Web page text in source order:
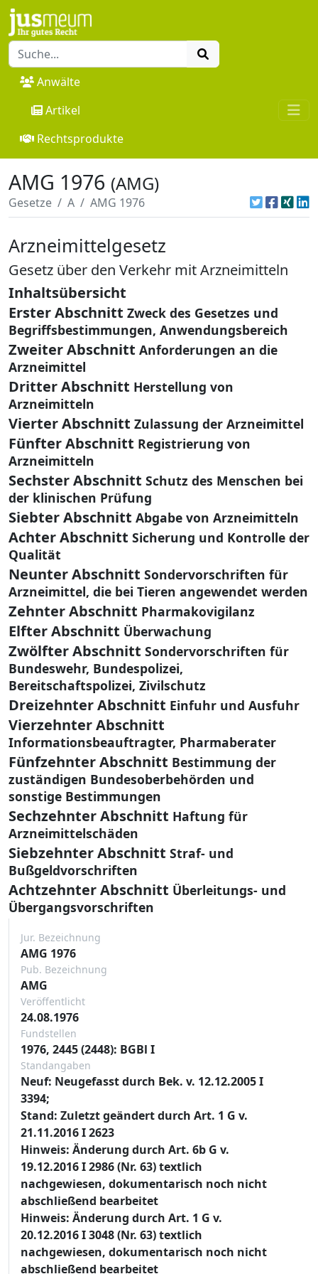
Anwälte
Artikel
Rechtsprodukte
AMG 1976 (AMG)
Gesetze A AMG 1976
Arzneimittelgesetz
Gesetz über den Verkehr mit Arzneimitteln
Inhaltsübersicht
Erster Abschnitt Zweck des Gesetzes und
Begriffsbestimmungen, Anwendungsbereich
Zweiter Abschnitt Anforderungen an die
Arzneimittel
Dritter Abschnitt Herstellung von
Arzneimitteln
Vierter Abschnitt Zulassung der Arzneimittel
Fünfter Abschnitt Registrierung von
Arzneimitteln
Sechster Abschnitt Schutz des Menschen bei
der klinischen Prüfung
Siebter Abschnitt Abgabe von Arzneimitteln
Achter Abschnitt Sicherung und Kontrolle der
Qualität
Neunter Abschnitt Sondervorschriften für
Arzneimittel, die bei Tieren angewendet werden
Zehnter Abschnitt Pharmakovigilanz
Elfter Abschnitt Überwachung
Zwölfter Abschnitt Sondervorschriften für
Bundeswehr, Bundespolizei,
Bereitschaftspolizei, Zivilschutz
Dreizehnter Abschnitt Einfuhr und Ausfuhr
Vierzehnter Abschnitt
Informationsbeauftragter, Pharmaberater
Fünfzehnter Abschnitt Bestimmung der
zuständigen Bundesoberbehörden und
sonstige Bestimmungen
Sechzehnter Abschnitt Haftung für
Arzneimittelschäden
Siebzehnter Abschnitt Straf- und
Bußgeldvorschriften
Achtzehnter Abschnitt Überleitungs- und
Übergangsvorschriften
Jur. Bezeichnung
AMG 1976
Pub. Bezeichnung
AMG
Veröffentlicht
24.08.1976
Fundstellen
1976, 2445 (2448): BGBl I
Standangaben
Neuf: Neugefasst durch Bek. v. 12.12.2005 I
3394;
Stand: Zuletzt geändert durch Art. 1 G v.
21.11.2016 I 2623
Hinweis: Änderung durch Art. 6b G v.
19.12.2016 I 2986 (Nr. 63) textlich
nachgewiesen, dokumentarisch noch nicht
abschließend bearbeitet
Hinweis: Änderung durch Art. 1 G v.
20.12.2016 I 3048 (Nr. 63) textlich
nachgewiesen, dokumentarisch noch nicht
abschließend bearbeitet